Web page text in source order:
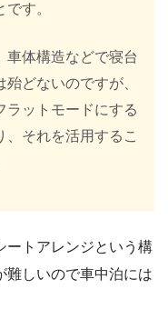
す。
車体構造などで寝台
どないのですが、
ラットモードにする
、それを活用するこ
ートアレンジという構
難しいので車中泊には